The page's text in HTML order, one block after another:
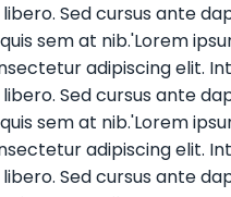
Sed cursus ante
quis sem at nib.'Lorem
adipiscing elit.
Sed cursus ante
quis sem at nib.'Lorem
adipiscing elit.
Sed cursus ante